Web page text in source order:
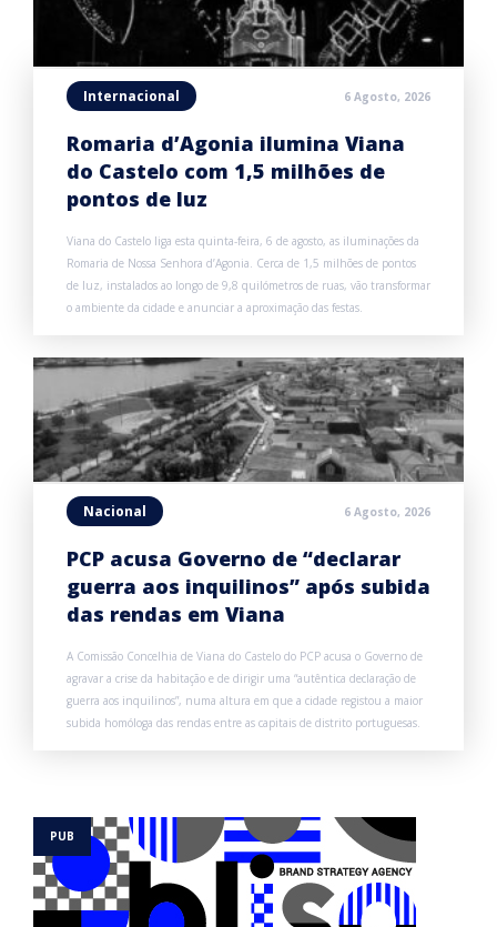
Internacional 6 Agosto, 2026
Romaria d’Agonia ilumina Viana
do Castelo com 1,5 milhões de
pontos de luz
Viana do Castelo liga esta quinta-feira, 6 de agosto, as iluminações da
Romaria de Nossa Senhora d’Agonia. Cerca de 1,5 milhões de pontos
de luz, instalados ao longo de 9,8 quilómetros de ruas, vão transformar
o ambiente da cidade e anunciar a aproximação das festas.
Nacional 6 Agosto, 2026
PCP acusa Governo de “declarar
guerra aos inquilinos” após subida
das rendas em Viana
A Comissão Concelhia de Viana do Castelo do PCP acusa o Governo de
agravar a crise da habitação e de dirigir uma “autêntica declaração de
guerra aos inquilinos”, numa altura em que a cidade registou a maior
subida homóloga das rendas entre as capitais de distrito portuguesas.